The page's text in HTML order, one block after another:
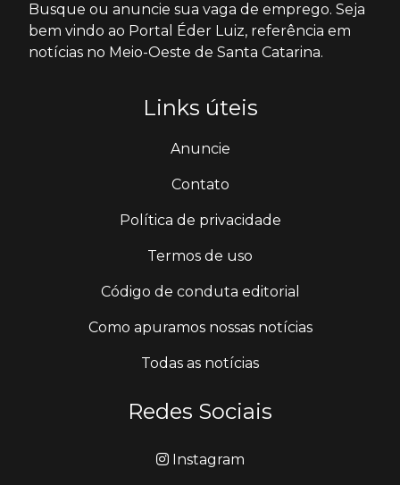
Busque ou anuncie sua vaga de emprego. Seja
bem vindo ao Portal Éder Luiz, referência em
notícias no Meio-Oeste de Santa Catarina.
Links úteis
Anuncie
Contato
Política de privacidade
Termos de uso
Código de conduta editorial
Como apuramos nossas notícias
Todas as notícias
Redes Sociais
Instagram